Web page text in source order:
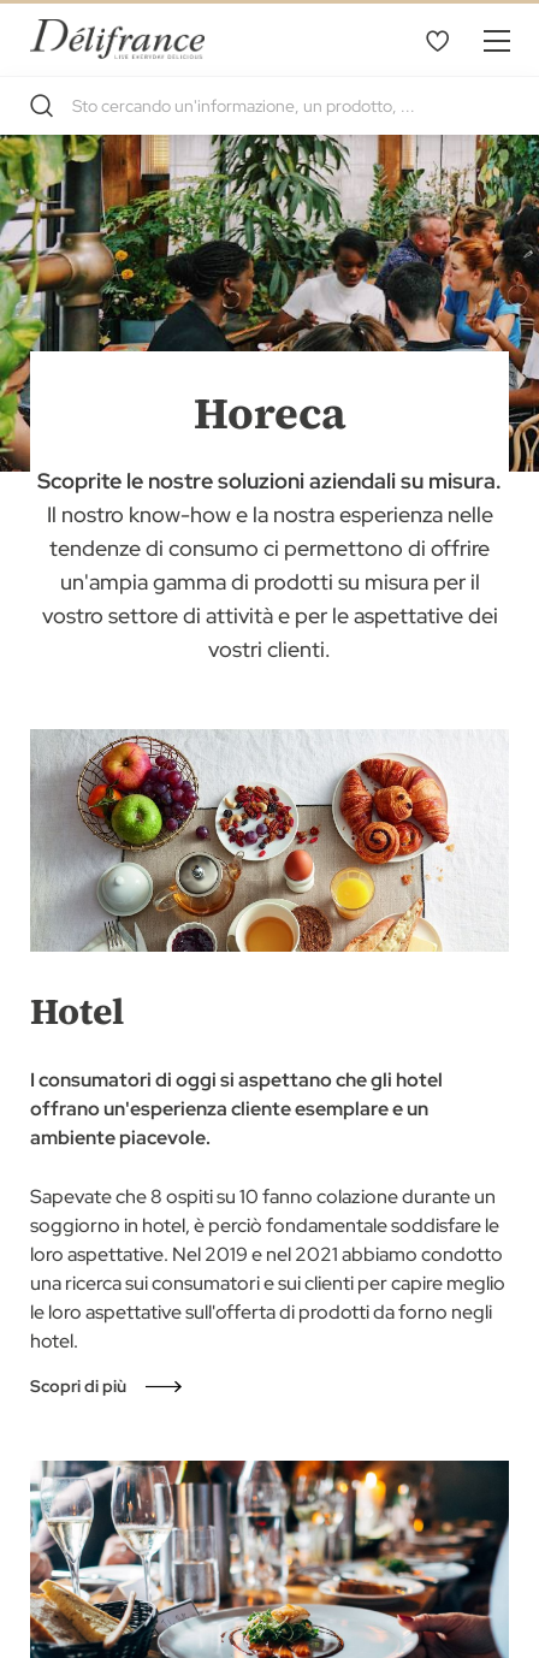
Horeca
Scoprite le nostre soluzioni aziendali su misura.
Il nostro know-how e la nostra esperienza nelle
tendenze di consumo ci permettono di offrire
un'ampia gamma di prodotti su misura per il
vostro settore di attività e per le aspettative dei
vostri clienti.
Hotel
I consumatori di oggi si aspettano che gli hotel
offrano un'esperienza cliente esemplare e un
ambiente piacevole.
Sapevate che 8 ospiti su 10 fanno colazione durante un
soggiorno in hotel, è perciò fondamentale soddisfare le
loro aspettative. Nel 2019 e nel 2021 abbiamo condotto
una ricerca sui consumatori e sui clienti per capire meglio
le loro aspettative sull'offerta di prodotti da forno negli
hotel.
Scopri di più